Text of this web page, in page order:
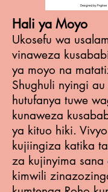
Hali ya Moyo
Ukosefu wa
vinaweza
ya moyo na
Shughuli nyingi
hutufanya tuwe
kunaweza
ya kituo hiki.
kujiingiza katika
za kujinyima sana
kimwili